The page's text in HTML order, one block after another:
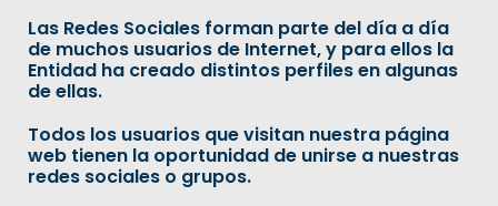
Las Redes Sociales forman parte del día a día
de muchos usuarios de Internet, y para ellos la
Entidad ha creado distintos perfiles en algunas
de ellas.
Todos los usuarios que visitan nuestra página
web tienen la oportunidad de unirse a nuestras
redes sociales o grupos.